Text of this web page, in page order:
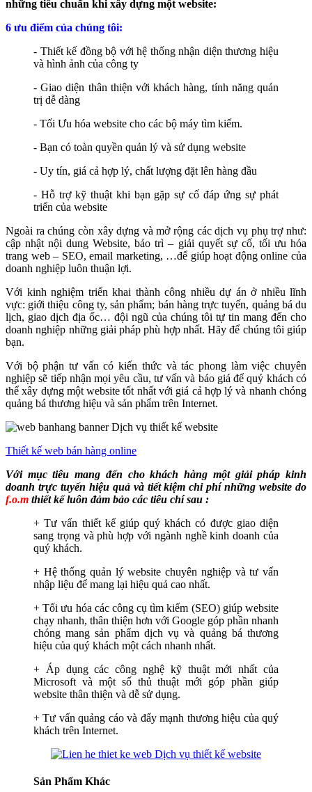
những tiêu chuẩn khi xây dựng một website:
6 ưu điểm của chúng tôi:
- Thiết kế đồng bộ với hệ thống nhận diện thương hiệu
và hình ảnh của công ty
- Giao diện thân thiện với khách hàng, tính năng quản
trị dễ dàng
- Tối Ưu hóa website cho các bộ máy tìm kiếm.
- Bạn có toàn quyền quản lý và sử dụng website
- Uy tín, giá cả hợp lý, chất lượng đặt lên hàng đầu
- Hỗ trợ kỹ thuật khi bạn gặp sự cố đáp ứng sự phát
triển của website
Ngoài ra chúng còn xây dựng và mở rộng các dịch vụ phụ trợ như:
cập nhật nội dung Website, bảo trì – giải quyết sự cố, tối ưu hóa
trang web – SEO, email marketing, …để giúp hoạt động online của
doanh nghiệp luôn thuận lợi.
Với kinh nghiệm triển khai thành công nhiều dự án ở nhiều lĩnh
vực: giới thiệu công ty, sản phẩm; bán hàng trực tuyến, quảng bá du
lịch, giao dịch địa ốc… đội ngũ của chúng tôi tự tin mang đến cho
doanh nghiệp những giải pháp phù hợp nhất. Hãy để chúng tôi giúp
bạn.
Với bộ phận tư vấn có kiến thức và tác phong làm việc chuyên
nghiệp sẽ tiếp nhận mọi yêu cầu, tư vấn và báo giá để quý khách có
thể xây dựng một website tốt nhất với giá cả hợp lý và nhanh chóng
quảng bá thương hiệu và sản phẩm trên Internet.
Thiết kế web bán hàng online
Với mục tiêu mang đến cho khách hàng một giải pháp kinh
doanh trực tuyến hiệu quả và tiết kiệm chi phí những website do
f.o.m thiết kế luôn đảm bảo các tiêu chí sau :
+ Tư vấn thiết kế giúp quý khách có được giao diện
sang trọng và phù hợp với ngành nghề kinh doanh của
quý khách.
+ Hệ thống quản lý website chuyên nghiệp và tư vấn
nhập liệu để mang lại hiệu quả cao nhất.
+ Tối ưu hóa các công cụ tìm kiếm (SEO) giúp website
chạy nhanh, thân thiện hơn với Google góp phần nhanh
chóng mang sản phẩm dịch vụ và quảng bá thương
hiệu của quý khách một cách nhanh nhất.
+ Áp dụng các công nghệ kỹ thuật mới nhất của
Microsoft và một số thủ thuật mới góp phần giúp
website thân thiện và dễ sử dụng.
+ Tư vấn quảng cáo và đẩy mạnh thương hiệu của quý
khách trên Internet.
Sản Phẩm Khác